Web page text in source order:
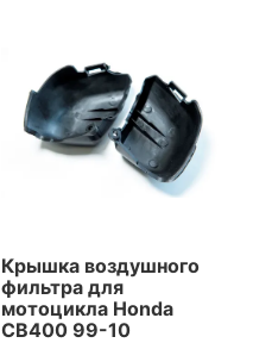
Крышка воздушного
фильтра для
мотоцикла Honda
CB400 99-10